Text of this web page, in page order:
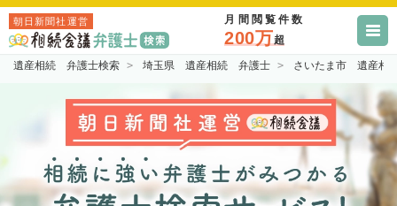
朝日新聞社運営 月間閲覧件数
200万超
遺産相続 弁護士検索 埼玉県 遺産相続 弁護士 さいたま市 遺産相